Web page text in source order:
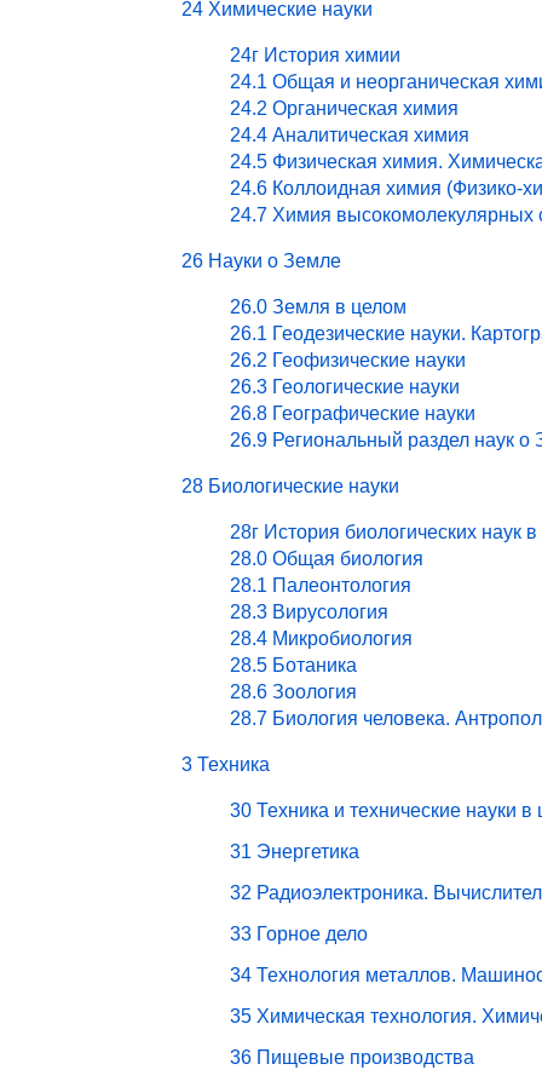
24 Химические науки
24г История химии
24.1 Общая и неорганическая
24.2 Органическая химия
24.4 Аналитическая химия
24.5 Физическая химия.
24.6 Коллоидная химия (Физико-
24.7 Химия высокомолекулярных
26 Науки о Земле
26.0 Земля в целом
26.1 Геодезические науки.
26.2 Геофизические науки
26.3 Геологические науки
26.8 Географические науки
26.9 Региональный раздел наук о
28 Биологические науки
28г История биологических наук
28.0 Общая биология
28.1 Палеонтология
28.3 Вирусология
28.4 Микробиология
28.5 Ботаника
28.6 Зоология
28.7 Биология человека.
3 Техника
30 Техника и технические науки в
31 Энергетика
32 Радиоэлектроника.
33 Горное дело
34 Технология металлов.
35 Химическая технология.
36 Пищевые производства